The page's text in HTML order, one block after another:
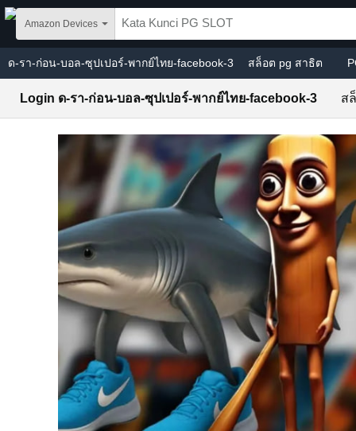
Skip to main content
Amazon Devices
ด-รา-ก่อน-บอล-ซุปเปอร์-พากย์ไทย-facebook-3 สล็อต pg สาธิต
Login ด-รา-ก่อน-บอล-ซุปเปอร์-พากย์ไทย-facebook-3 ส